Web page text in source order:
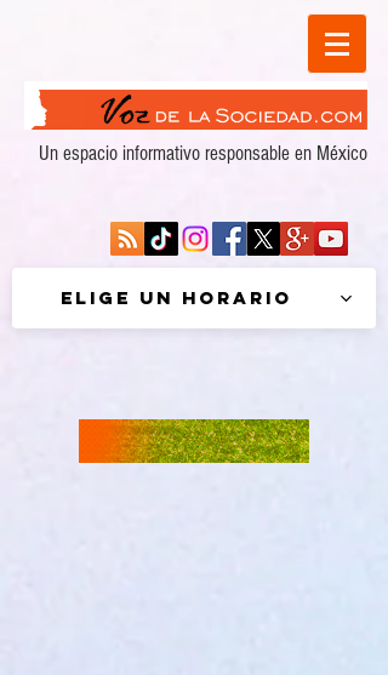
Un espacio informativo responsable en México
Elige un horario